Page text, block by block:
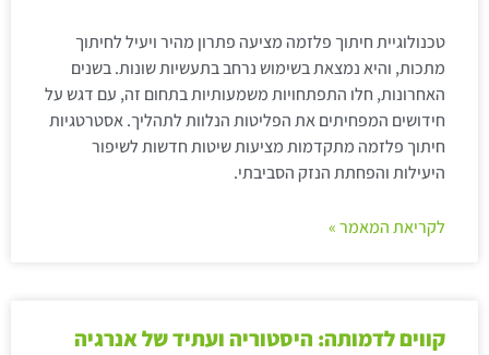
טכנולוגיית חיתוך פלזמה מציעה פתרון מהיר ויעיל לחיתוך
מתכות, והיא נמצאת בשימוש נרחב בתעשיות שונות. בשנים
האחרונות, חלו התפתחויות משמעותיות בתחום זה, עם דגש על
חידושים המפחיתים את הפליטות הנלוות לתהליך. אסטרטגיות
חיתוך פלזמה מתקדמות מציעות שיטות חדשות לשיפור
היעילות והפחתת הנזק הסביבתי.
לקריאת המאמר »
קווים לדמותה: היסטוריה ועתיד של אנרגיה